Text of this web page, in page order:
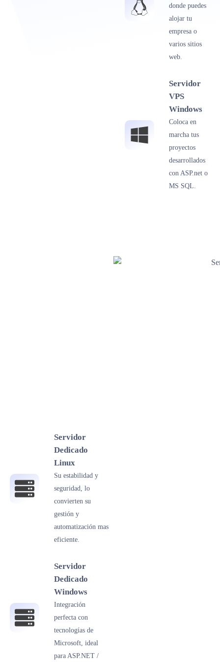
donde puedes
alojar tu
empresa o
varios sitios
web.
Servidor
VPS
Windows
Coloca en
marcha tus
proyectos
desarrollados
con ASP.net o
MS SQL.
Servidor
Dedicado
Linux
Su estabilidad y
seguridad, lo
convierten su
gestión y
automatización mas
eficiente.
Servidor
Dedicado
Windows
Integración
perfecta con
tecnologías de
Microsoft, ideal
para ASP.NET /